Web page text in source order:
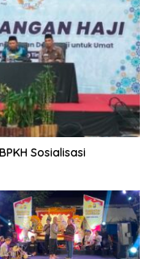
Sosialisasi